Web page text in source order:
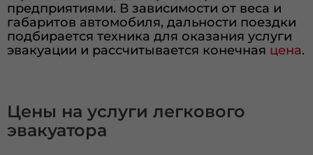
предприятиями. В зависимости от веса и
габаритов автомобиля, дальности поездки
подбирается техника для оказания услуги
эвакуации и рассчитывается конечная цена.
Цены на услуги легкового
эвакуатора